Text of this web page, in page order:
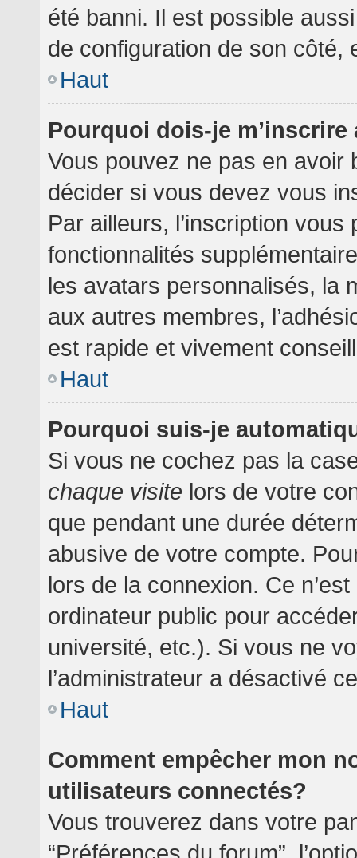
été banni. Il est possible
de configuration de son côté,
Haut
Pourquoi dois-je
Vous pouvez ne pas en avoir
décider si vous devez vous
Par ailleurs, l’inscription
fonctionnalités
les avatars personnalisés, la
aux autres membres,
est rapide et vivement
Haut
Pourquoi suis-je
Si vous ne cochez pas la
chaque visite lors de votre
que pendant une durée
abusive de votre compte.
lors de la connexion. Ce
ordinateur public pour
université, etc.). Si vous ne
l’administrateur a désactivé
Haut
Comment empêcher mon
utilisateurs connectés?
Vous trouverez dans votre